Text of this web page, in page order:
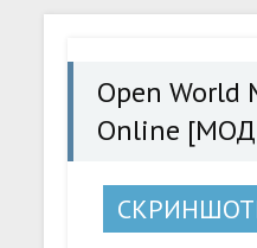
MMO Sandbox Online
Open World
Online [МОД